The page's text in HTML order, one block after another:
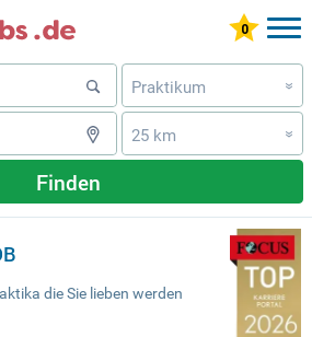
Praktikum »
25 km »
Finden
die Sie lieben werden